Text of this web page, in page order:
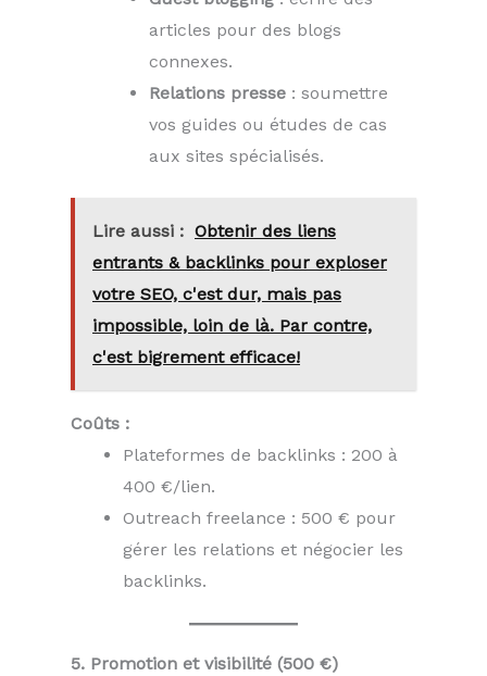
articles pour des blogs
connexes.
Relations presse : soumettre
vos guides ou études de cas
aux sites spécialisés.
Lire aussi : Obtenir des liens
entrants & backlinks pour exploser
votre SEO, c'est dur, mais pas
impossible, loin de là. Par contre,
c'est bigrement efficace!
Coûts :
Plateformes de backlinks : 200 à
400 €/lien.
Outreach freelance : 500 € pour
gérer les relations et négocier les
backlinks.
5. Promotion et visibilité (500 €)